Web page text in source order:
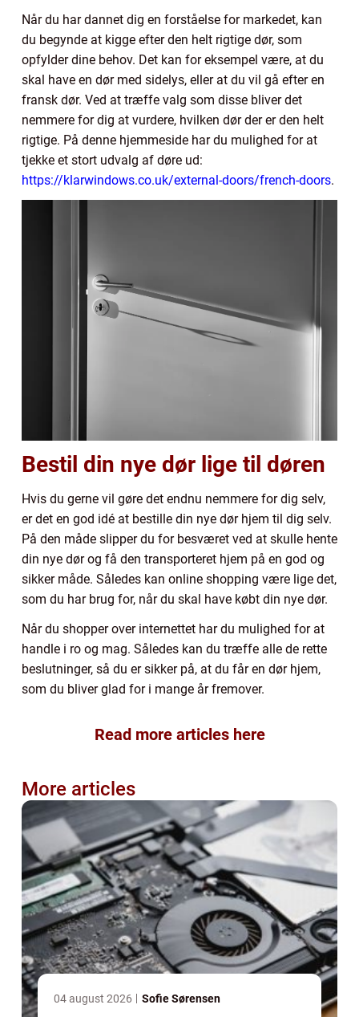
Når du har dannet dig en forståelse for markedet, kan
du begynde at kigge efter den helt rigtige dør, som
opfylder dine behov. Det kan for eksempel være, at du
skal have en dør med sidelys, eller at du vil gå efter en
fransk dør. Ved at træffe valg som disse bliver det
nemmere for dig at vurdere, hvilken dør der er den helt
rigtige. På denne hjemmeside har du mulighed for at
tjekke et stort udvalg af døre ud:
https://klarwindows.co.uk/external-doors/french-doors.
Bestil din nye dør lige til døren
Hvis du gerne vil gøre det endnu nemmere for dig selv,
er det en god idé at bestille din nye dør hjem til dig selv.
På den måde slipper du for besværet ved at skulle hente
din nye dør og få den transporteret hjem på en god og
sikker måde. Således kan online shopping være lige det,
som du har brug for, når du skal have købt din nye dør.
Når du shopper over internettet har du mulighed for at
handle i ro og mag. Således kan du træffe alle de rette
beslutninger, så du er sikker på, at du får en dør hjem,
som du bliver glad for i mange år fremover.
Read more articles here
More articles
04 august 2026 Sofie Sørensen